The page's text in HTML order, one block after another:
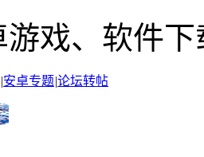
戏、软件下
|安卓专题|论坛转帖